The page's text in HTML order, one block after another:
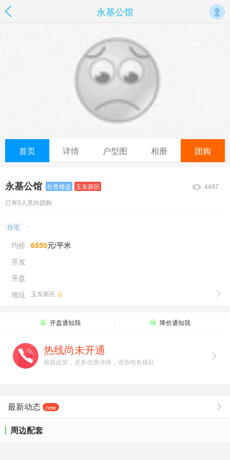
永基公馆
首页 详情 户型图 相册 团购
4497
永基公馆 在售楼盘 玉东新区
已有0人意向团购
住宅
均价 6550元/平米
开发
开盘
地址
玉东新区 ()
开盘通知我 降价通知我
热线尚未开通
最新政策，更多优惠详情，请致电售楼处
最新动态 new
周边配套